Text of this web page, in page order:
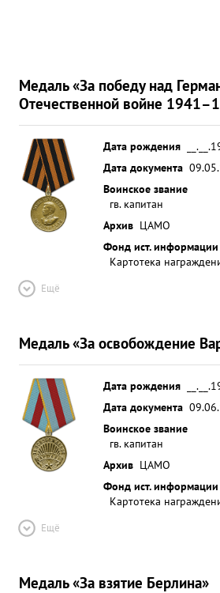
Медаль «За победу над
Отечественной войне
Дата рождения
Дата документа
Воинское звание
гв. капитан
Архив ЦАМО
Фонд ист. информации
Картотека
Ещё
Медаль «За освобождение
Дата рождения
Дата документа
Воинское звание
гв. капитан
Архив ЦАМО
Фонд ист. информации
Картотека
Ещё
Медаль «За взятие Берлина»